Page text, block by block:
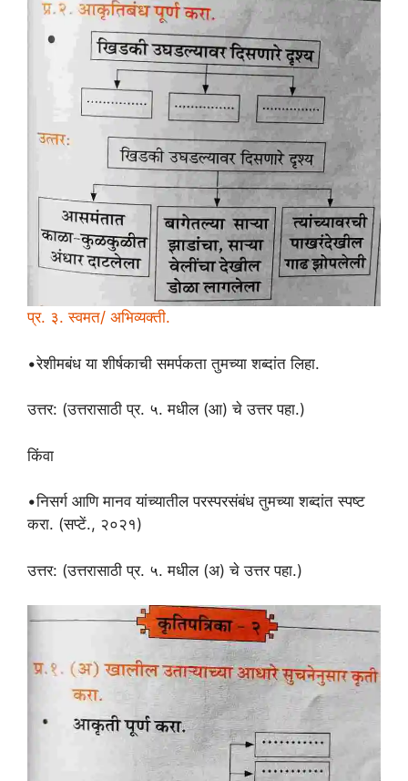
प्र. ३. स्वमत/ अभिव्यक्ती.
•रेशीमबंध या शीर्षकाची समर्पकता तुमच्या शब्दांत लिहा.
उत्तर: (उत्तरासाठी प्र. ५. मधील (आ) चे उत्तर पहा.)
किंवा
•निसर्ग आणि मानव यांच्यातील परस्परसंबंध तुमच्या शब्दांत स्पष्ट
करा. (सप्टें., २०२१)
उत्तर: (उत्तरासाठी प्र. ५. मधील (अ) चे उत्तर पहा.)